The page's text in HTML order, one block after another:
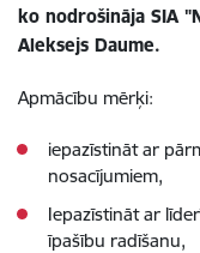
ko nodrošināja SIA
Aleksejs Daume.
Apmācību mērķi:
iepazīstināt ar
nosacījumiem,
Iepazīstināt ar
īpašību radīšanu,